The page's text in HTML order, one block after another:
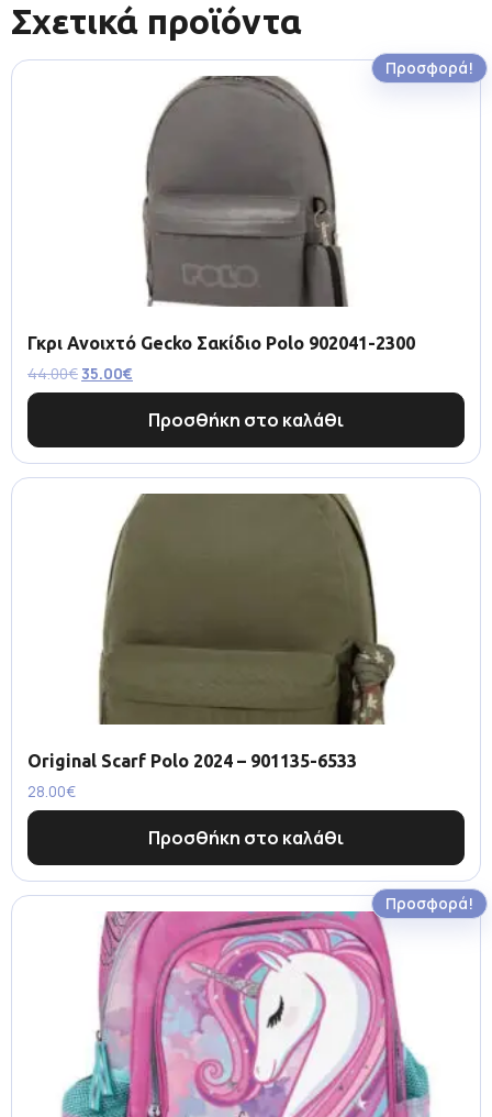
Σχετικά προϊόντα
Προσφορά!
Γκρι Ανοιχτό Gecko Σακίδιο Polo 902041-2300
44.00€ 35.00€
Προσθήκη στο καλάθι
Original Scarf Polo 2024 – 901135-6533
28.00€
Προσθήκη στο καλάθι
Προσφορά!